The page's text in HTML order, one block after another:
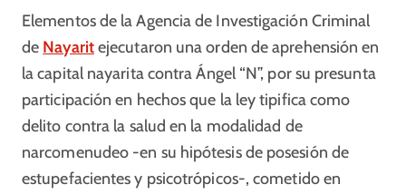
Elementos de la Agencia de Investigación Criminal
de Nayaritejecutaron una orden de aprehensión en
la capital nayarita contra Ángel “N”, por su presunta
participación en hechos que la ley tipifica como
delito contra la salud en la modalidad de
narcomenudeo -en su hipótesis de posesión de
estupefacientes y psicotrópicos-, cometido en